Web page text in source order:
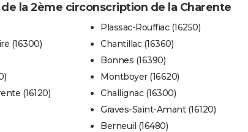
la 2ème circonscription de la Charente
(16300)
(16120)
Plassac-Rouffiac (16250)
Chantillac (16360)
Bonnes (16390)
Montboyer (16620)
Challignac (16300)
Graves-Saint-Amant (16120)
Berneuil (16480)